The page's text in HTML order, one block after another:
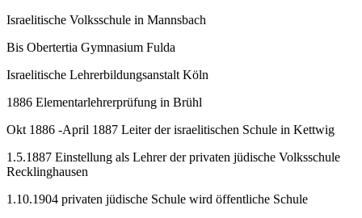
Israelitische Volksschule in Mannsbach
Bis Obertertia Gymnasium Fulda
Israelitische Lehrerbildungsanstalt Köln
1886 Elementarlehrerprüfung in Brühl
Okt 1886 -April 1887 Leiter der israelitischen Schule in Kettwig
1.5.1887 Einstellung als Lehrer der privaten jüdische Volksschule
Recklinghausen
1.10.1904 privaten jüdische Schule wird öffentliche Schule